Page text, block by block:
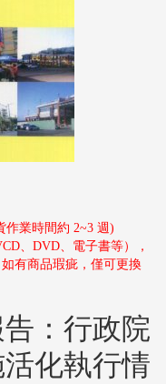
作業時間約 2~3 週)
、DVD、電子書等），
有商品瑕疵，僅可更換
：行政院
化執行情